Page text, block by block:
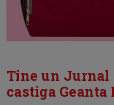
Tine un Jurnal
castiga Geanta